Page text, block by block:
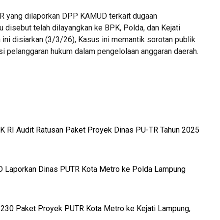
dilaporkan DPP KAMUD terkait dugaan
telah dilayangkan ke BPK, Polda, dan Kejati
ini disiarkan (3/3/26), Kasus ini memantik sorotan publik
hukum dalam pengelolaan anggaran daerah.
RI Audit Ratusan Paket Proyek Dinas PU-TR Tahun 2025
Dinas PUTR Kota Metro ke Polda Lampung
Paket Proyek PUTR Kota Metro ke Kejati Lampung,